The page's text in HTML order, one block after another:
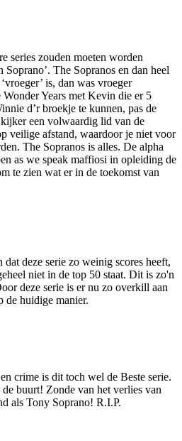
series zouden moeten worden
Soprano’. The Sopranos en dan heel
is, dan was vroeger
Years met Kevin die er 5
d’r broekje te kunnen, pas de
een volwaardig lid van de
veilige afstand, waardoor je niet voor
The Sopranos is alles. De alpha
as we speak maffiosi in opleiding de
te zien wat er in de toekomst van
deze serie zo weinig scores heeft,
niet in de top 50 staat. Dit is zo'n
deze serie is er nu zo overkill aan
de huidige manier.
crime is dit toch wel de Beste serie.
buurt! Zonde van het verlies van
als Tony Soprano! R.I.P.